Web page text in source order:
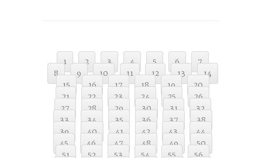
1 2 3 4 5 6
7
8
9 10 11 12 13
14
15
16 17 18 19
20
21
22 23 24 25
26
27
28 29 30 31
32
33
34 35 36 37
38
39
40 41 42 43
44
45
46 47 48 49
50
51
52 53 54 55
56